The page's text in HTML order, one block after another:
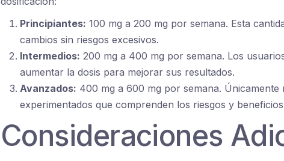
Principiantes: 100 mg a 200 mg por semana. Esta
cambios sin riesgos excesivos.
Intermedios: 200 mg a 400 mg por semana. Los
aumentar la dosis para mejorar sus resultados.
Avanzados: 400 mg a 600 mg por semana.
experimentados que comprenden los riesgos y
Consideraciones